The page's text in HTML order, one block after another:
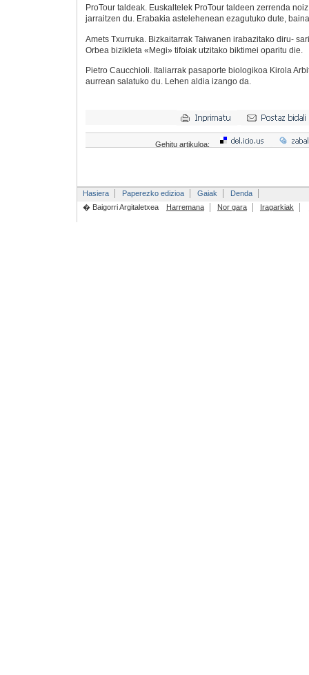
ProTour taldeak. Euskaltelek ProTour taldeen zerrenda
jarraitzen du. Erabakia astelehenean ezagutuko dute,
Amets Txurruka. Bizkaitarrak Taiwanen irabazitako diru-
Orbea bizikleta «Megi» tifoiak utzitako biktimei oparitu die.
Pietro Caucchioli. Italiarrak pasaporte biologikoa Kirola
aurrean salatuko du. Lehen aldia izango da.
Gehitu artikuloa:
Hasiera Paperezko edizioa Gaiak
Denda
� Baigorri Argitaletxea
Harremana Nor gara Iragarkiak